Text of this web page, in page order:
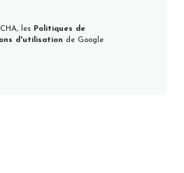
les Politiques de
d'utilisation de Google